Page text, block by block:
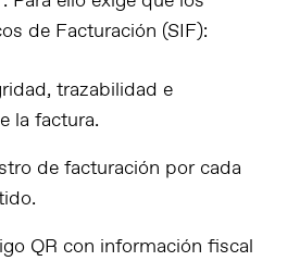
de Facturación (SIF):
trazabilidad e
la factura.
de facturación por cada
QR con información fiscal